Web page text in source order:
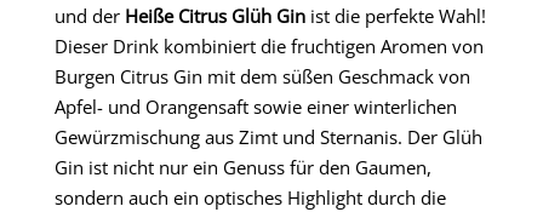
und der Heiße Citrus Glüh Ginist die perfekte Wahl!
Dieser Drink kombiniert die fruchtigen Aromen von
Burgen Citrus Gin mit dem süßen Geschmack von
Apfel- und Orangensaft sowie einer winterlichen
Gewürzmischung aus Zimt und Sternanis. Der Glüh
Gin ist nicht nur ein Genuss für den Gaumen,
sondern auch ein optisches Highlight durch die